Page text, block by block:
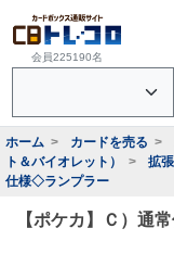
会員225190名
ホーム カードを売る
ト＆バイオレット）
拡
仕様◇ランプラー
【ポケカ】Ｃ）通